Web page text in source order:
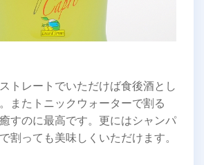
トレートでいただけば食後酒とし
またトニックウォーターで割る
すのに最高です。更にはシャンパ
割っても美味しくいただけます。